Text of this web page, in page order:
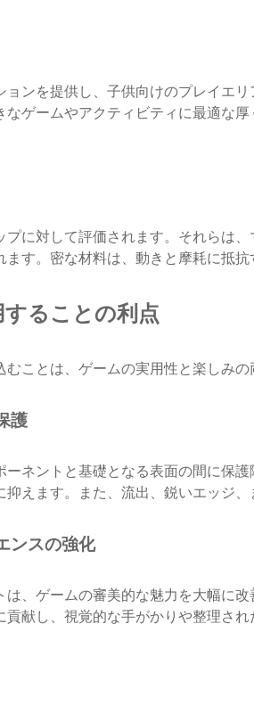
ンを提供し、子供向けのプレイエ
なゲームやアクティビティに最適な
プに対して評価されます。それらは
す。密な材料は、動きと摩耗に抵抗
ることの利点
ことは、ゲームの実用性と楽しみの
護
ネントと基礎となる表面の間に保
えます。また、流出、鋭いエッジ
ンスの強化
、ゲームの審美的な魅力を大幅に
献し、視覚的な手がかりや整理さ